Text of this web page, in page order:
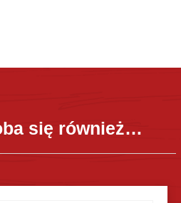
się również…